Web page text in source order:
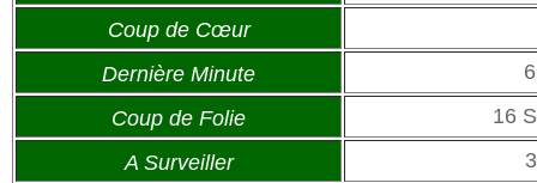
Coup de Cœur
Dernière Minute
Coup de Folie
16
A Surveiller